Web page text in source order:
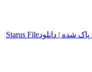
| دانلود Starus File